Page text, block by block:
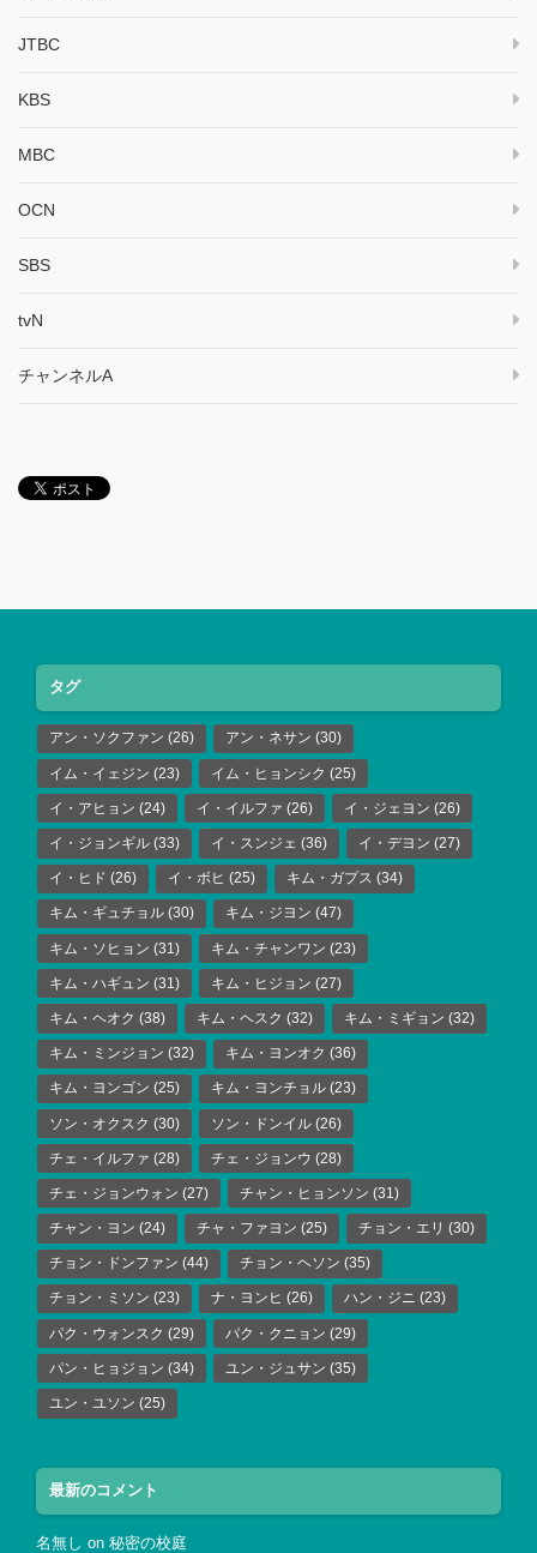
JTBC
KBS
MBC
OCN
SBS
tvN
チャンネルA
タグ
アン・ソクファン (26) アン・ネサン (30)
イム・イェジン (23) イム・ヒョンシク (25)
イ・アヒョン (24) イ・イルファ (26) イ・ジェヨン (26)
イ・ジョンギル (33) イ・スンジェ (36) イ・デヨン (27)
イ・ヒド (26) イ・ボヒ (25) キム・ガプス (34)
キム・ギュチョル (30) キム・ジヨン (47)
キム・ソヒョン (31) キム・チャンワン (23)
キム・ハギュン (31) キム・ヒジョン (27)
キム・ヘオク (38) キム・ヘスク (32) キム・ミギョン (32)
キム・ミンジョン (32) キム・ヨンオク (36)
キム・ヨンゴン (25) キム・ヨンチョル (23)
ソン・オクスク (30) ソン・ドンイル (26)
チェ・イルファ (28) チェ・ジョンウ (28)
チェ・ジョンウォン (27) チャン・ヒョンソン (31)
チャン・ヨン (24) チャ・ファヨン (25) チョン・エリ (30)
チョン・ドンファン (44) チョン・ヘソン (35)
チョン・ミソン (23) ナ・ヨンヒ (26) ハン・ジニ (23)
パク・ウォンスク (29) パク・クニョン (29)
パン・ヒョジョン (34) ユン・ジュサン (35)
ユン・ユソン (25)
最新のコメント
名無し on 秘密の校庭